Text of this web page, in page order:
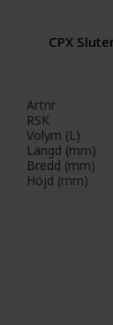
CPX
Artnr
RSK
Volym (L)
Längd (mm)
Bredd (mm)
Höjd (mm)